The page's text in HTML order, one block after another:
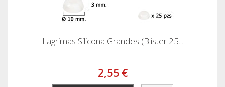
Lagrimas Silicona Grandes (Blister 25...
2,55 €